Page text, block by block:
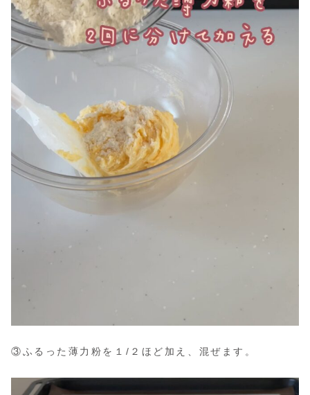
③ふるった薄力粉を１/２ほど加え、混ぜます。